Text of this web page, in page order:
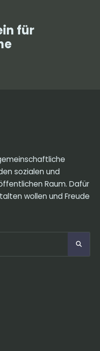
für
sozialen und
Raum. Dafür
wollen und Freude